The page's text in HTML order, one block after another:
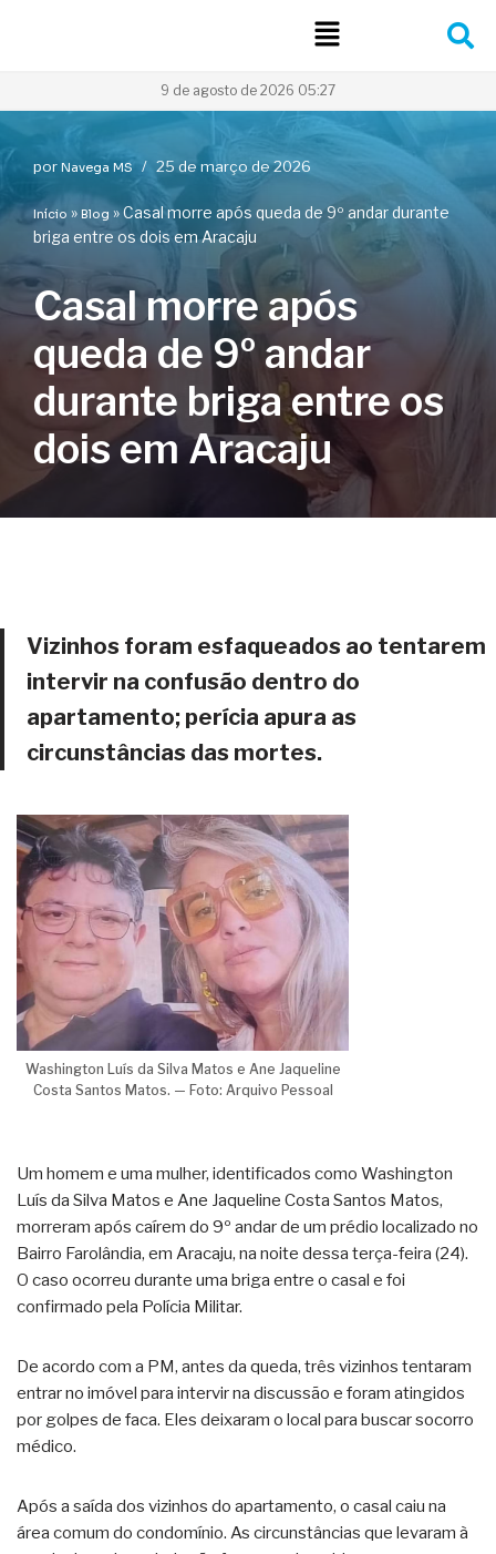
conteúdo
9 de agosto de 2026 05:27
por Navega MS 25 de março de 2026
Início » Blog »Casal morre após queda de 9º andar durante
briga entre os dois em Aracaju
Casal morre após
queda de 9º andar
durante briga entre os
dois em Aracaju
Vizinhos foram esfaqueados ao tentarem
intervir na confusão dentro do
apartamento; perícia apura as
circunstâncias das mortes.
Washington Luís da Silva Matos e Ane Jaqueline
Costa Santos Matos. — Foto: Arquivo Pessoal
Um homem e uma mulher, identificados como Washington
Luís da Silva Matos e Ane Jaqueline Costa Santos Matos,
morreram após caírem do 9º andar de um prédio localizado no
Bairro Farolândia, em Aracaju, na noite dessa terça-feira (24).
O caso ocorreu durante uma briga entre o casal e foi
confirmado pela Polícia Militar.
De acordo com a PM, antes da queda, três vizinhos tentaram
entrar no imóvel para intervir na discussão e foram atingidos
por golpes de faca. Eles deixaram o local para buscar socorro
médico.
Após a saída dos vizinhos do apartamento, o casal caiu na
área comum do condomínio. As circunstâncias que levaram à